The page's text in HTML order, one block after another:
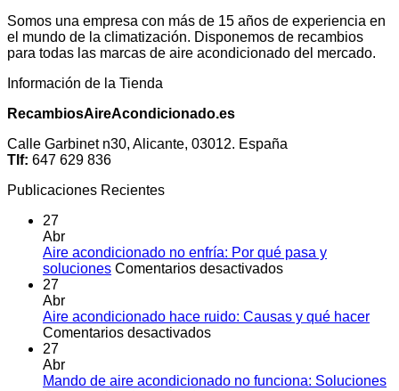
Somos una empresa con más de 15 años de experiencia en
el mundo de la climatización. Disponemos de recambios
para todas las marcas de aire acondicionado del mercado.
Información de la Tienda
RecambiosAireAcondicionado.es
Calle Garbinet n30, Alicante, 03012. España
Tlf: 647 629 836
Publicaciones Recientes
27
Abr
Aire acondicionado no enfría: Por qué pasa y
soluciones Comentarios desactivadosen
no
pasa
27
Abr
Aire acondicionado hace ruido: Causas y qué hacer
Comentarios desactivadosen
hace
27
Abr
Mando de aire acondicionado no funciona: Soluciones